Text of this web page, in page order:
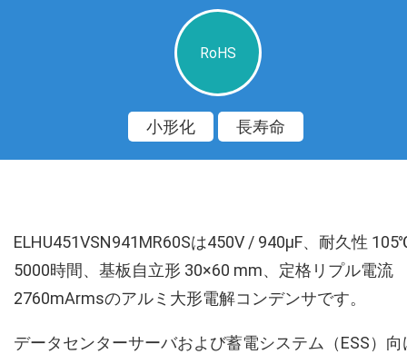
RoHS
小形化 長寿命
ELHU451VSN941MR60Sは450V / 940µF、耐久性
5000時間、基板自立形 30×60 mm、定格リプル電流
2760mArmsのアルミ大形電解コンデンサです。
データセンターサーバおよび蓄電システム（ESS）向